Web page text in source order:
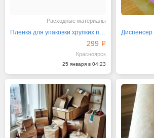
Расходные материалы
Пленка для упаковки хрупких предметов
299
Красноярск
25 января в 04:23
Диспенсер